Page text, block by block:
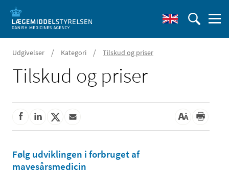
Udgivelser / Kategori / Tilskud og priser
Tilskud og priser
Følg udviklingen i forbruget af
mavesårsmedicin